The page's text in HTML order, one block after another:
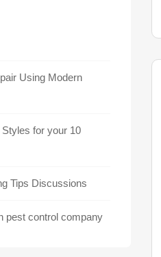
Using Modern
Styles for your
Tips Discussions
pest control company